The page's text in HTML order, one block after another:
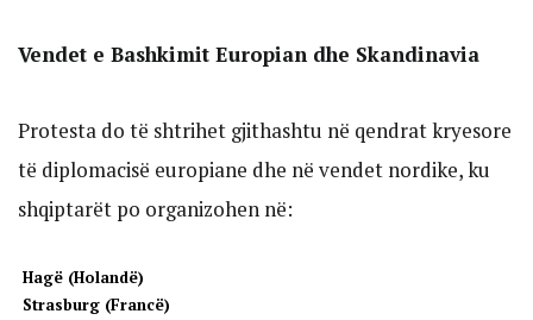
Vendet e Bashkimit Europian dhe Skandinavia
Protesta do të shtrihet gjithashtu në qendrat kryesore
të diplomacisë europiane dhe në vendet nordike, ku
shqiptarët po organizohen në:
Hagë (Holandë)
Strasburg (Francë)